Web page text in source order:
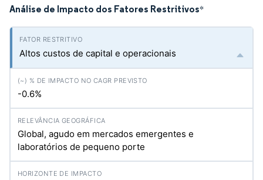
Análise de Impacto dos Fatores Restritivos*
Altos custos de capital e operacionais
-0.6%
Global, agudo em mercados emergentes e
laboratórios de pequeno porte